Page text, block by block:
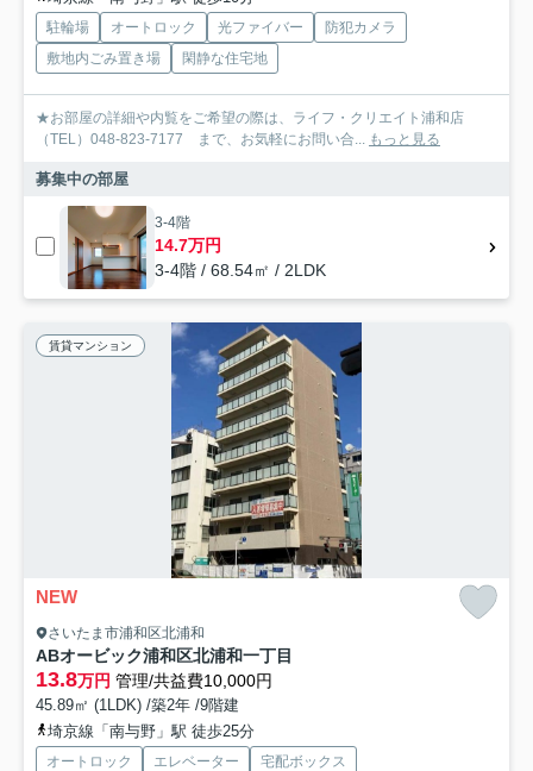
駐輪場 オートロック 光ファイバー
防犯カメラ
敷地内ごみ置き場
閑静な住宅地
★お部屋の詳細や内覧をご希望の際は、ライフ・クリエイト浦和店
（TEL）048-823-7177 まで、お気軽にお問い合...
もっと見る
募集中の部屋
3-4階
14.7万円
3-4階 / 68.54㎡ / 2LDK
賃貸マンション
NEW
さいたま市浦和区北浦和
ABオービック浦和区北浦和一丁目
13.8万円 管理/共益費10,000円
45.89㎡ (1LDK) /築2年 /9階建
埼京線「南与野」駅 徒歩25分
オートロック エレベーター
宅配ボックス